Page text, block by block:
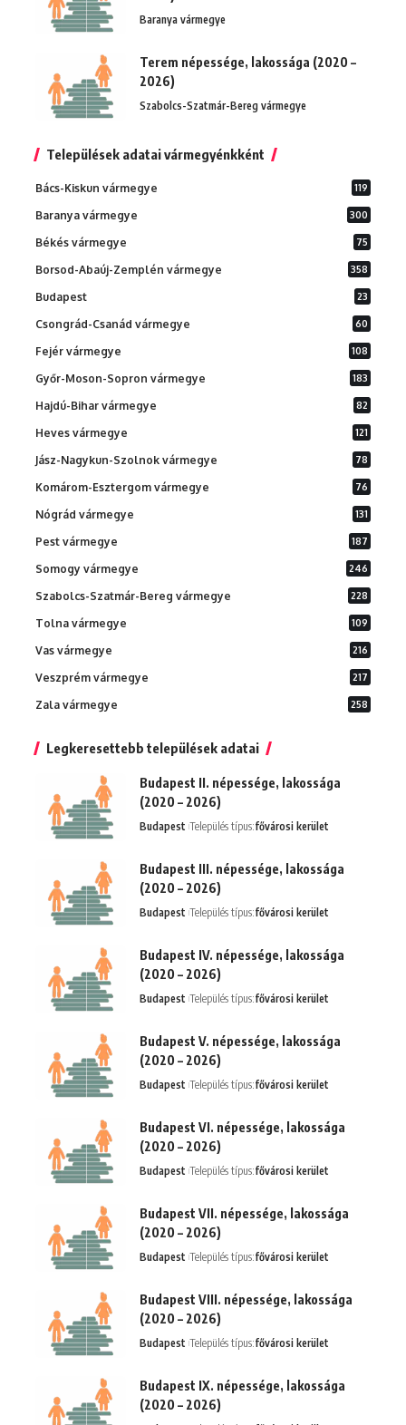
Baranya vármegye
Terem népessége, lakossága (2020 –
2026)
Szabolcs-Szatmár-Bereg vármegye
Települések adatai vármegyénkként
Bács-Kiskun vármegye 119
Baranya vármegye 300
Békés vármegye 75
Borsod-Abaúj-Zemplén vármegye 358
Budapest 23
Csongrád-Csanád vármegye 60
Fejér vármegye 108
Győr-Moson-Sopron vármegye 183
Hajdú-Bihar vármegye 82
Heves vármegye 121
Jász-Nagykun-Szolnok vármegye 78
Komárom-Esztergom vármegye 76
Nógrád vármegye 131
Pest vármegye 187
Somogy vármegye 246
Szabolcs-Szatmár-Bereg vármegye 228
Tolna vármegye 109
Vas vármegye 216
Veszprém vármegye 217
Zala vármegye 258
Legkeresettebb települések adatai
Budapest II. népessége, lakossága
(2020 – 2026)
Budapest Település típus:fővárosi kerület
Budapest III. népessége, lakossága
(2020 – 2026)
Budapest Település típus:fővárosi kerület
Budapest IV. népessége, lakossága
(2020 – 2026)
Budapest Település típus:fővárosi kerület
Budapest V. népessége, lakossága
(2020 – 2026)
Budapest Település típus:fővárosi kerület
Budapest VI. népessége, lakossága
(2020 – 2026)
Budapest Település típus:fővárosi kerület
Budapest VII. népessége, lakossága
(2020 – 2026)
Budapest Település típus:fővárosi kerület
Budapest VIII. népessége, lakossága
(2020 – 2026)
Budapest Település típus:fővárosi kerület
Budapest IX. népessége, lakossága
(2020 – 2026)